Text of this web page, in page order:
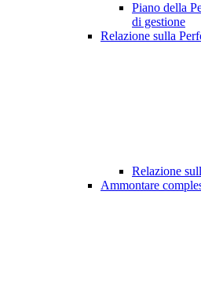
Piano della
di gestione
Relazione sulla
Relazione
Ammontare